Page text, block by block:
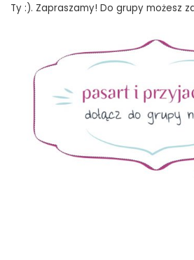
Ty :). Zapraszamy! Do grupy możesz